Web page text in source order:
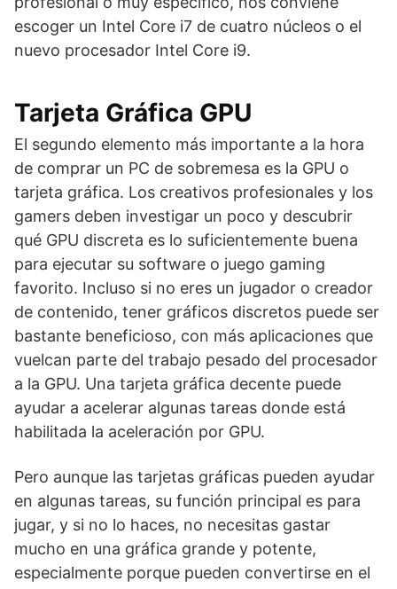
escoger un Intel Core i7 de cuatro núcleos o el
nuevo procesador Intel Core i9.
Tarjeta Gráfica GPU
El segundo elemento más importante a la hora
de comprar un PC de sobremesa es la GPU o
tarjeta gráfica. Los creativos profesionales y los
gamers deben investigar un poco y descubrir
qué GPU discreta es lo suficientemente buena
para ejecutar su software o juego gaming
favorito. Incluso si no eres un jugador o creador
de contenido, tener gráficos discretos puede ser
bastante beneficioso, con más aplicaciones que
vuelcan parte del trabajo pesado del procesador
a la GPU. Una tarjeta gráfica decente puede
ayudar a acelerar algunas tareas donde está
habilitada la aceleración por GPU.
Pero aunque las tarjetas gráficas pueden ayudar
en algunas tareas, su función principal es para
jugar, y si no lo haces, no necesitas gastar
mucho en una gráfica grande y potente,
especialmente porque pueden convertirse en el